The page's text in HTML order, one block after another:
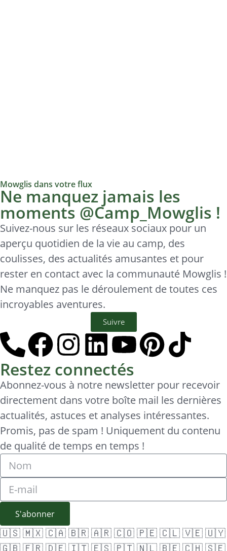
Mowglis dans votre flux
Ne manquez jamais les
moments @Camp_Mowglis !
Suivez-nous sur les réseaux sociaux pour un
aperçu quotidien de la vie au camp, des
coulisses, des actualités amusantes et pour
rester en contact avec la communauté Mowglis !
Ne manquez pas le déroulement de toutes ces
incroyables aventures.
Suivre
Restez connectés
Abonnez-vous à notre newsletter pour recevoir
directement dans votre boîte mail les dernières
actualités, astuces et analyses intéressantes.
Promis, pas de spam ! Uniquement du contenu
de qualité de temps en temps !
S'abonner
🇺🇸🇲🇽🇨🇦🇧🇷🇦🇷🇨🇴🇵🇪🇨🇱🇻🇪🇺🇾